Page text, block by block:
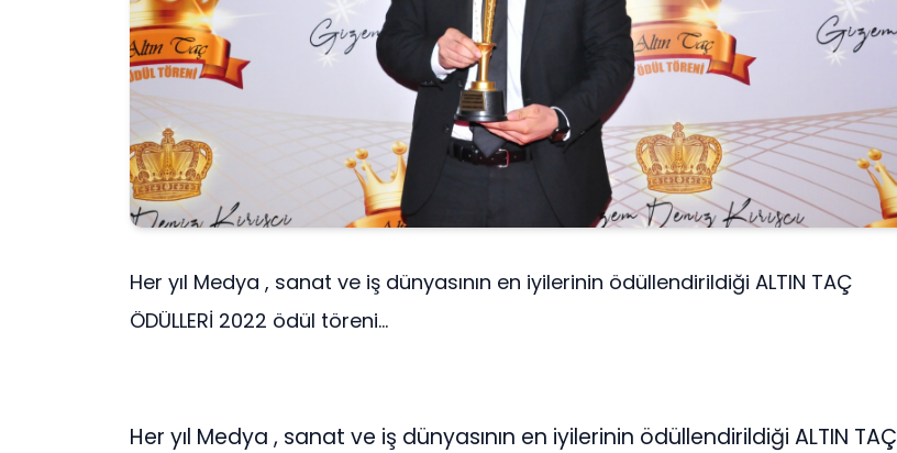
Her yıl Medya , sanat ve iş dünyasının en iyilerinin ödüllendirildiği ALTIN TAÇ
ÖDÜLLERİ 2022 ödül töreni...
Her yıl Medya , sanat ve iş dünyasının en iyilerinin ödüllendirildiği ALTIN TAÇ